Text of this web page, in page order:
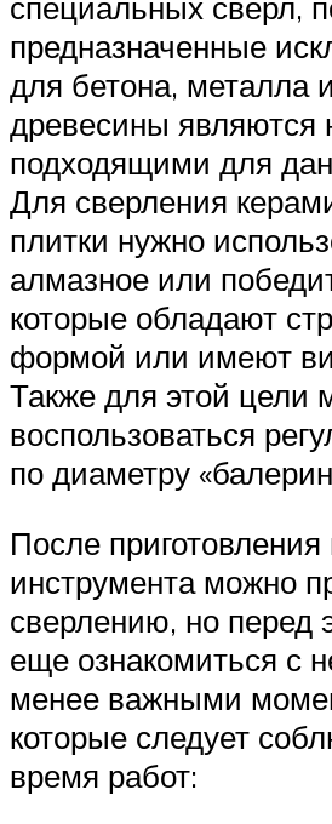
предназначенные
для бетона, металла
древесины являются
подходящими для
Для сверления
плитки нужно
алмазное или
которые обладают
формой или имеют
Также для этой цели
воспользоваться
по диаметру
После
инструмента можно
сверлению, но перед
еще ознакомиться с
менее важными
которые следует
время работ: